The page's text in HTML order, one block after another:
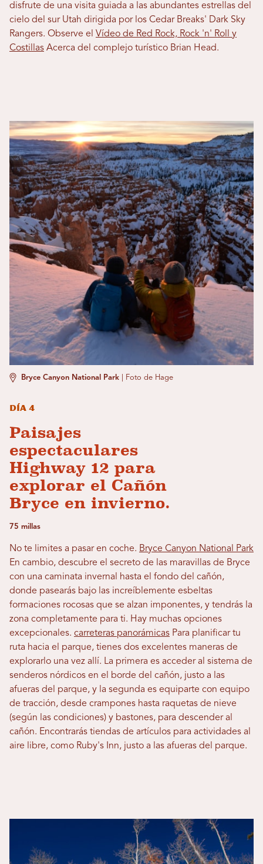
disfrute de una visita guiada a las abundantes estrellas del
cielo del sur Utah dirigida por los Cedar Breaks' Dark Sky
Rangers. Observe el Vídeo de Red Rock, Rock 'n' Roll y
Costillas Acerca del complejo turístico Brian Head.
Bryce Canyon National Park Foto de Hage
Día 4
Paisajes
espectaculares
Highway 12 para
explorar el Cañón
Bryce en invierno.
75 millas
No te limites a pasar en coche. Bryce Canyon National Park
En cambio, descubre el secreto de las maravillas de Bryce
con una caminata invernal hasta el fondo del cañón,
donde pasearás bajo las increíblemente esbeltas
formaciones rocosas que se alzan imponentes, y tendrás la
zona completamente para ti. Hay muchas opciones
excepcionales. carreteras panorámicas Para planificar tu
ruta hacia el parque, tienes dos excelentes maneras de
explorarlo una vez allí. La primera es acceder al sistema de
senderos nórdicos en el borde del cañón, justo a las
afueras del parque, y la segunda es equiparte con equipo
de tracción, desde crampones hasta raquetas de nieve
(según las condiciones) y bastones, para descender al
cañón. Encontrarás tiendas de artículos para actividades al
aire libre, como Ruby's Inn, justo a las afueras del parque.